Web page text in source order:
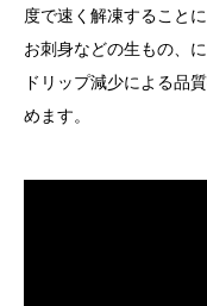
度で速く解凍すること
お刺身などの生もの、
ドリップ減少による品
めます。